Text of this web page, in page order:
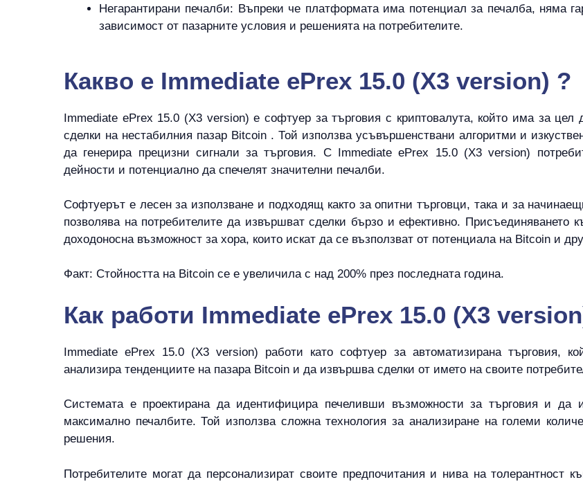
Негарантирани печалби: Въпреки че платформата има потенциал за печалба, няма
зависимост от пазарните условия и решенията на потребителите.
Какво е Immediate ePrex 15.0 (X3 version) ?
Immediate ePrex 15.0 (X3 version) е софтуер за търговия с криптовалута, който има за цел
сделки на нестабилния пазар Bitcoin . Той използва усъвършенствани алгоритми и
да генерира прецизни сигнали за търговия. С Immediate ePrex 15.0 (X3 version)
дейности и потенциално да спечелят значителни печалби.
Софтуерът е лесен за използване и подходящ както за опитни търговци, така и за
позволява на потребителите да извършват сделки бързо и ефективно.
доходоносна възможност за хора, които искат да се възползват от потенциала на Bitcoin и
Факт: Стойността на Bitcoin се е увеличила с над 200% през последната година.
Как работи Immediate ePrex 15.0 (X3
Immediate ePrex 15.0 (X3 version) работи като софтуер за автоматизирана търговия,
анализира тенденциите на пазара Bitcoin и да извършва сделки от името на своите
Системата е проектирана да идентифицира печеливши възможности за търговия и
максимално печалбите. Той използва сложна технология за анализиране на големи
решения.
Потребителите могат да персонализират своите предпочитания и нива на толерантност